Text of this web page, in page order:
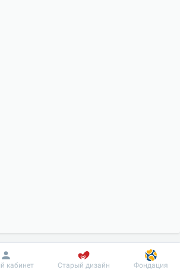
Информация Пациенту
кабинет Старый дизайн Фондация